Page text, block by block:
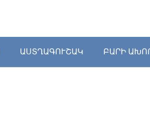
ԱՍՏՂԱԳՈՒՇԱԿ ԲԱՐԻ